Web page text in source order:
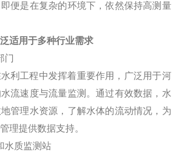
便是在复杂的环境下，依然保持高测量
适用于多种行业需求
门
利工程中发挥着重要作用，广泛用于河
流速度与流量监测。通过有效数据，水
管理水资源，了解水体的流动情况，为
理提供数据支持。
水质监测站